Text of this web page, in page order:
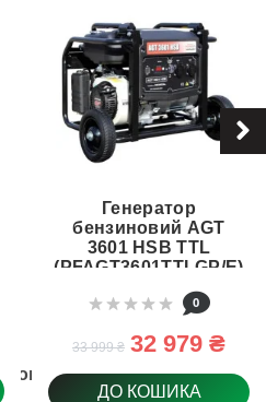
товару
Генератор
бензиновий AGT
3601 HSB TTL
(PFAGT3601TTLGP/E)
0
33 999 ₴ 32 979 ₴
ДО КОШИКА